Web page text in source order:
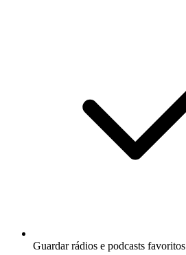
Guardar rádios e podcasts favoritos